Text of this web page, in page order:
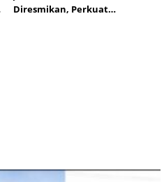
Diresmikan, Perkuat